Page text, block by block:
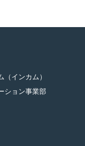
（インカム）
ション事業部